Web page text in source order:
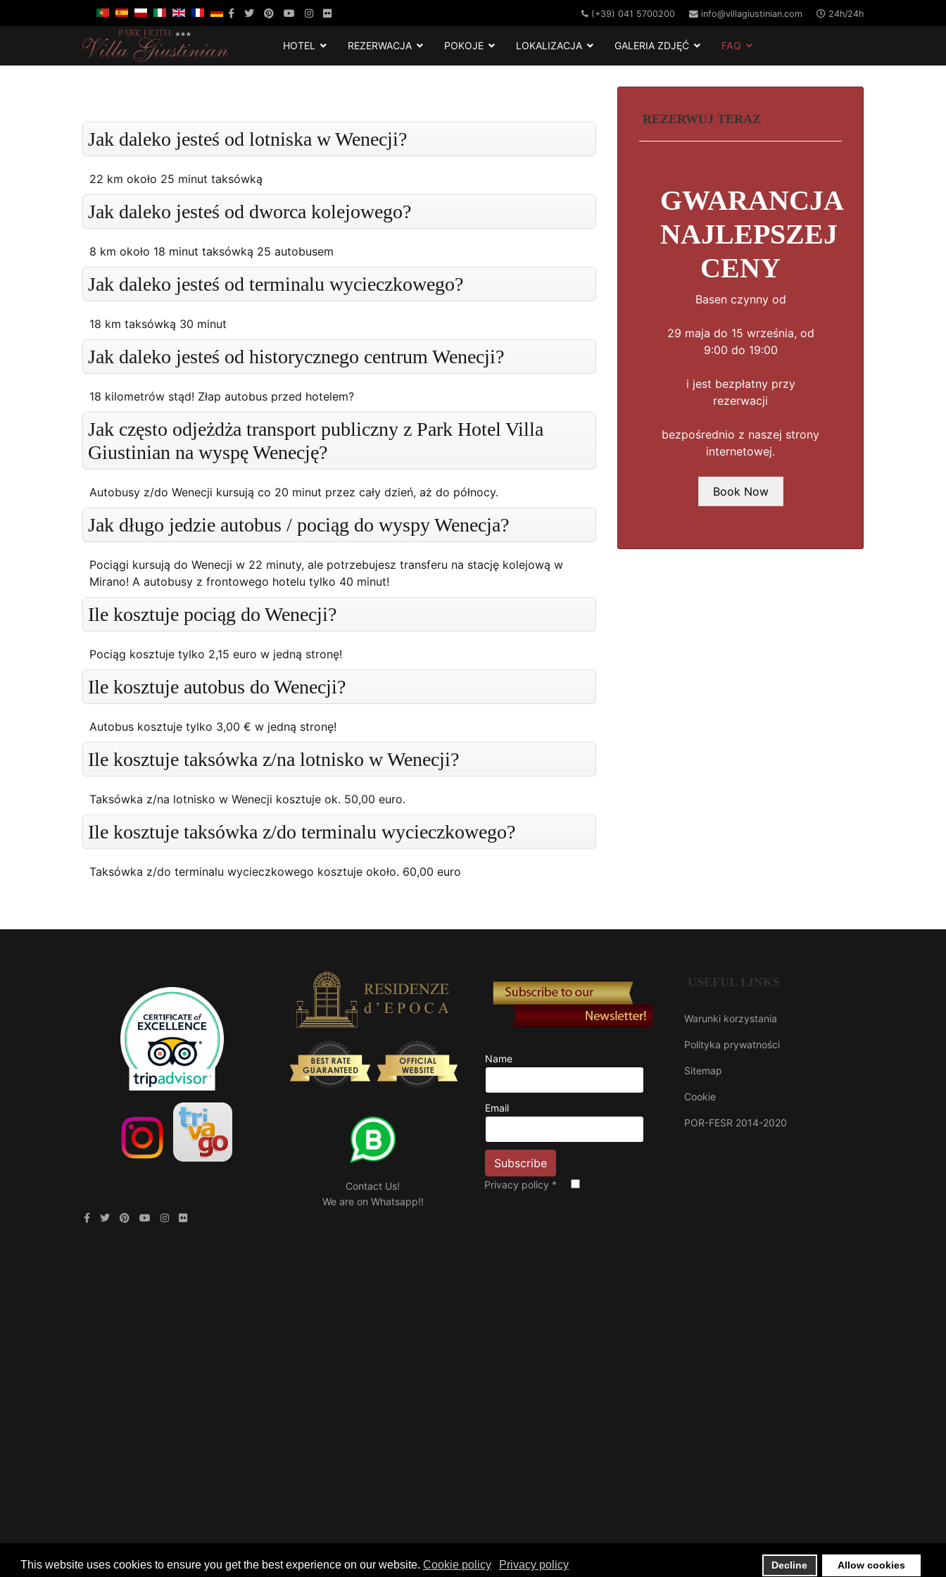
This website uses cookies to ensure you get the best experience on our website. Cookie policy Privacy policy Decline Allow cookies
(+39) 041 5700200 info@villagiustinian.com 24h/24h
HOTEL REZERWACJA POKOJE LOKALIZACJA GALERIA ZDJĘĆ FAQ
Jak daleko jesteś od lotniska w Wenecji?
22 km około 25 minut taksówką
Jak daleko jesteś od dworca kolejowego?
8 km około 18 minut taksówką 25 autobusem
Jak daleko jesteś od terminalu wycieczkowego?
18 km taksówką 30 minut
Jak daleko jesteś od historycznego centrum Wenecji?
18 kilometrów stąd! Złap autobus przed hotelem?
Jak często odjeżdża transport publiczny z Park Hotel Villa
Giustinian na wyspę Wenecję?
Autobusy z/do Wenecji kursują co 20 minut przez cały dzień, aż do północy.
Jak długo jedzie autobus / pociąg do wyspy Wenecja?
Pociągi kursują do Wenecji w 22 minuty, ale potrzebujesz transferu na stację kolejową w
Mirano! A autobusy z frontowego hotelu tylko 40 minut!
Ile kosztuje pociąg do Wenecji?
Pociąg kosztuje tylko 2,15 euro w jedną stronę!
Ile kosztuje autobus do Wenecji?
Autobus kosztuje tylko 3,00 € w jedną stronę!
Ile kosztuje taksówka z/na lotnisko w Wenecji?
Taksówka z/na lotnisko w Wenecji kosztuje ok. 50,00 euro.
Ile kosztuje taksówka z/do terminalu wycieczkowego?
Taksówka z/do terminalu wycieczkowego kosztuje około. 60,00 euro
REZERWUJ TERAZ
GWARANCJA
NAJLEPSZEJ
CENY
Basen czynny od
29 maja do 15 września, od
9:00 do 19:00
i jest bezpłatny przy
rezerwacji
bezpośrednio z naszej strony
internetowej.
Contact Us!
We are on Whatsapp!!
Name
Email
Privacy policy *
USEFUL LINKS
Warunki korzystania
Polityka prywatności
Sitemap
Cookie
POR-FESR 2014-2020